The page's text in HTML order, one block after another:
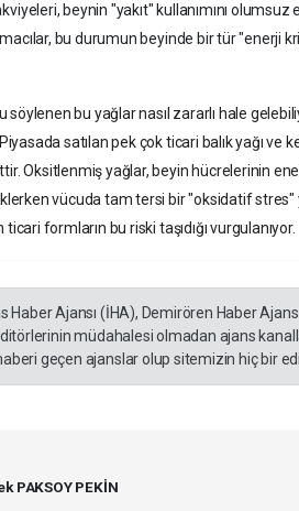
beynin "yakıt" kullanımını
bu durumun beyinde bir tür
söylenen bu yağlar nasıl zararlı hale
satılan pek çok ticari balık yağı ve
Oksitlenmiş yağlar, beyin hücrelerinin
vücuda tam tersi bir "oksidatif
formların bu riski taşıdığı vurgulanıyor.
Haber Ajansı (İHA), Demirören Haber
müdahalesi olmadan ajans
geçen ajanslar olup sitemizin hiç bir
PAKSOY PEKİN